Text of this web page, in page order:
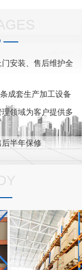
安装、售后维护全
成套生产加工设备
领域为客户提供多
半年保修